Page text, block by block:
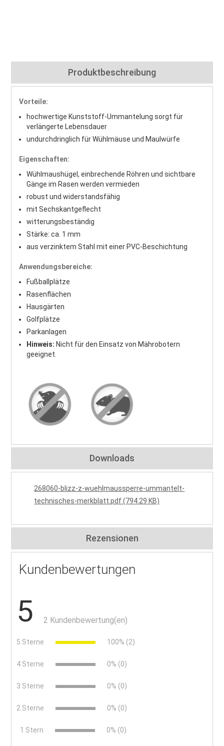
Produktbeschreibung
Vorteile:
hochwertige Kunststoff-Ummantelung sorgt für
verlängerte Lebensdauer
undurchdringlich für Wühlmäuse und Maulwürfe
Eigenschaften:
Wühlmaushügel, einbrechende Röhren und sichtbare
Gänge im Rasen werden vermieden
robust und widerstandsfähig
mit Sechskantgeflecht
witterungsbeständig
Stärke: ca. 1 mm
aus verzinktem Stahl mit einer PVC-Beschichtung
Anwendungsbereiche:
Fußballplätze
Rasenflächen
Hausgärten
Golfplätze
Parkanlagen
Hinweis: Nicht für den Einsatz von Mährobotern
geeignet.
Downloads
268060-blizz-z-wuehlmaussperre-ummantelt-
technisches-merkblatt.pdf (794.29 KB)
Rezensionen
Kundenbewertungen
5 2 Kundenbewertung(en)
5 Sterne 100% (2)
4 Sterne 0% (0)
3 Sterne 0% (0)
2 Sterne 0% (0)
1 Stern 0% (0)